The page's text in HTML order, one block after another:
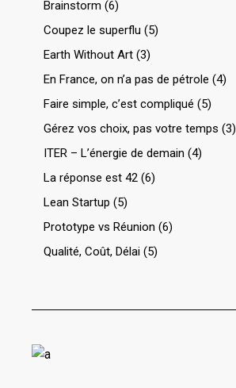
Brainstorm (6)
Coupez le superflu (5)
Earth Without Art (3)
En France, on n’a pas de pétrole (4)
Faire simple, c’est compliqué (5)
Gérez vos choix, pas votre temps (3)
ITER – L’énergie de demain (4)
La réponse est 42 (6)
Lean Startup (5)
Prototype vs Réunion (6)
Qualité, Coût, Délai (5)